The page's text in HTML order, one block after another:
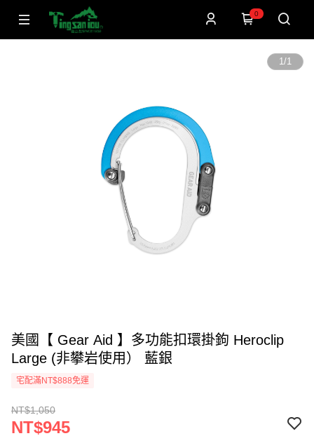
0
1/1
美國【 Gear Aid 】多功能扣環掛鉤 Heroclip
Large (非攀岩使用） 藍銀
宅配滿NT$888免運
NT$1,050
NT$945